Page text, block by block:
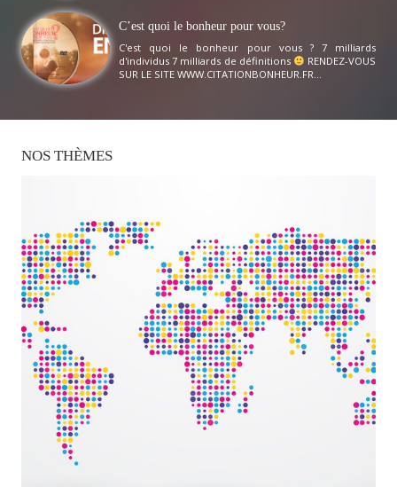
C’est quoi le bonheur pour vous?
C'est quoi le bonheur pour vous ? 7 milliards
d'individus 7 milliards de définitions
RENDEZ-VOUS
SUR LE SITE WWW.CITATIONBONHEUR.FR...
NOS THÈMES